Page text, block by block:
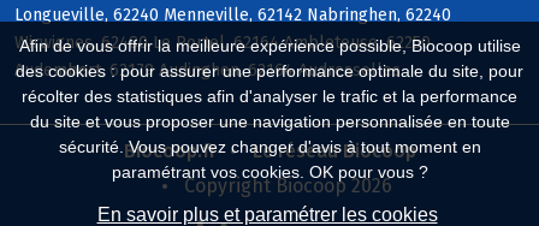
Afin de vous offrir la meilleure expérience possible, Biocoop utilise
des cookies : pour assurer une performance optimale du site, pour
récolter des statistiques afin d'analyser le trafic et la performance
du site et vous proposer une navigation personnalisée en toute
sécurité. Vous pouvez changer d'avis à tout moment en
paramétrant vos cookies. OK pour vous ?
En savoir plus et paramétrer les cookies
Longueville, 62240 Menneville, 62142 Nabringhen, 62240
Wirwignes, 62480 Le Portel, 62164 Ambleteuse, 62250
Audembert, 62179 Audinghen, 62164 Audresselles
Biocoop.fr
Le réseau Biocoop
Copyright Biocoop 2026